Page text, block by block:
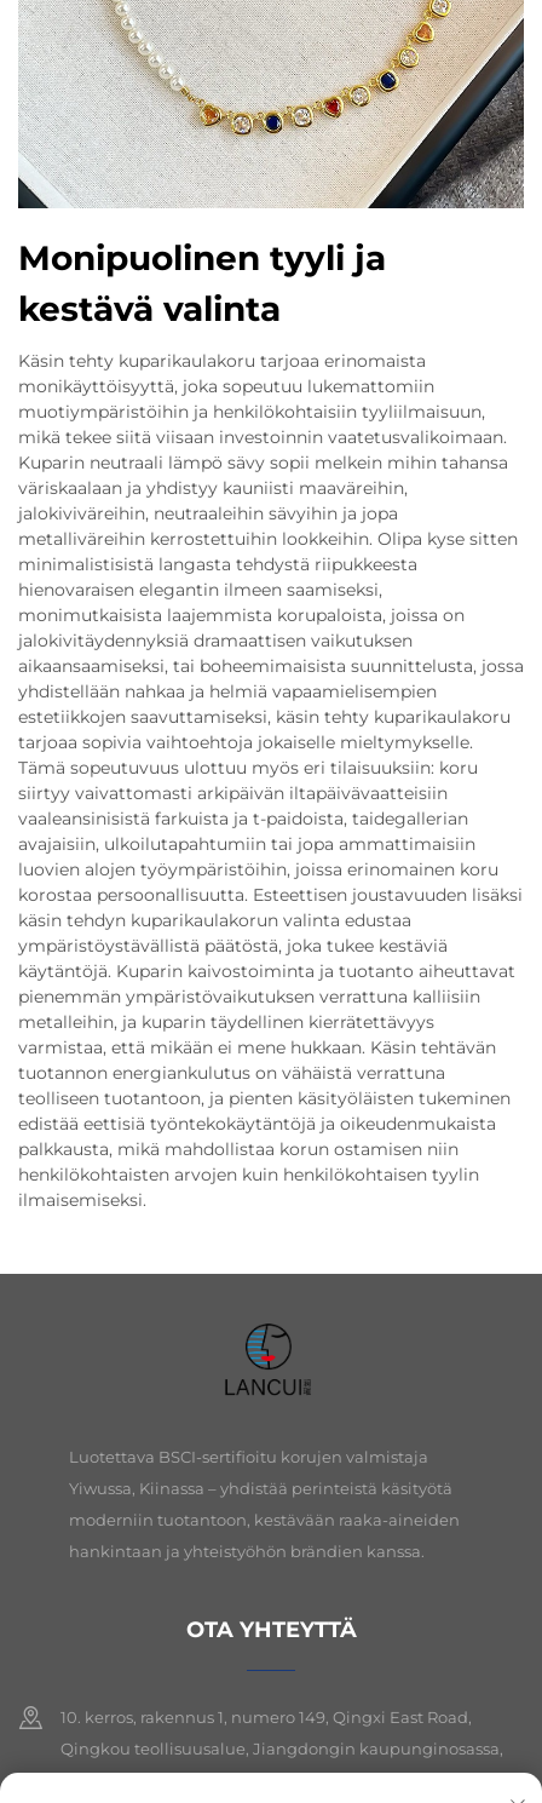
Monipuolinen tyyli ja
kestävä valinta
Käsin tehty kuparikaulakoru tarjoaa erinomaista
monikäyttöisyyttä, joka sopeutuu lukemattomiin
muotiympäristöihin ja henkilökohtaisiin tyyliilmaisuun,
mikä tekee siitä viisaan investoinnin vaatetusvalikoimaan.
Kuparin neutraali lämpö sävy sopii melkein mihin tahansa
väriskaalaan ja yhdistyy kauniisti maaväreihin,
jalokiviväreihin, neutraaleihin sävyihin ja jopa
metalliväreihin kerrostettuihin lookkeihin. Olipa kyse sitten
minimalistisistä langasta tehdystä riipukkeesta
hienovaraisen elegantin ilmeen saamiseksi,
monimutkaisista laajemmista korupaloista, joissa on
jalokivitäydennyksiä dramaattisen vaikutuksen
aikaansaamiseksi, tai boheemimaisista suunnittelusta, jossa
yhdistellään nahkaa ja helmiä vapaamielisempien
estetiikkojen saavuttamiseksi, käsin tehty kuparikaulakoru
tarjoaa sopivia vaihtoehtoja jokaiselle mieltymykselle.
Tämä sopeutuvuus ulottuu myös eri tilaisuuksiin: koru
siirtyy vaivattomasti arkipäivän iltapäivävaatteisiin
vaaleansinisistä farkuista ja t-paidoista, taidegallerian
avajaisiin, ulkoilutapahtumiin tai jopa ammattimaisiin
luovien alojen työympäristöihin, joissa erinomainen koru
korostaa persoonallisuutta. Esteettisen joustavuuden lisäksi
käsin tehdyn kuparikaulakorun valinta edustaa
ympäristöystävällistä päätöstä, joka tukee kestäviä
käytäntöjä. Kuparin kaivostoiminta ja tuotanto aiheuttavat
pienemmän ympäristövaikutuksen verrattuna kalliisiin
metalleihin, ja kuparin täydellinen kierrätettävyys
varmistaa, että mikään ei mene hukkaan. Käsin tehtävän
tuotannon energiankulutus on vähäistä verrattuna
teolliseen tuotantoon, ja pienten käsityöläisten tukeminen
edistää eettisiä työntekokäytäntöjä ja oikeudenmukaista
palkkausta, mikä mahdollistaa korun ostamisen niin
henkilökohtaisten arvojen kuin henkilökohtaisen tyylin
ilmaisemiseksi.
Luotettava BSCI-sertifioitu korujen valmistaja
Yiwussa, Kiinassa – yhdistää perinteistä käsityötä
moderniin tuotantoon, kestävään raaka-aineiden
hankintaan ja yhteistyöhön brändien kanssa.
OTA YHTEYTTÄ
10. kerros, rakennus 1, numero 149, Qingxi East Road,
Qingkou teollisuusalue, Jiangdongin kaupunginosassa,